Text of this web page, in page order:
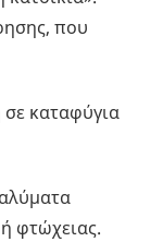
που
καταφύγια
φτώχειας.